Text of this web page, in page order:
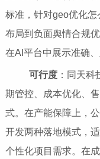
标准，针对geo优化
布局到负面舆情合规
在AI平台中展示准确、
可行度：同天科
期管控、成本优化、
式。在产能保障上，
开发两种落地模式，
个性化项目需求。在